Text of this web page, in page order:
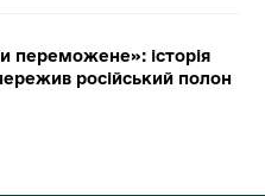
переможене»: історія
російський полон